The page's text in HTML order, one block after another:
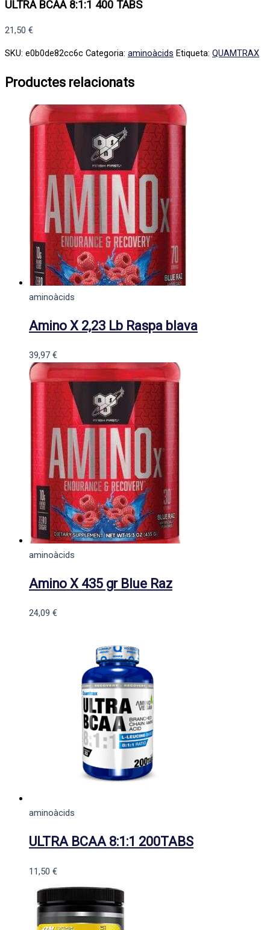
ULTRA BCAA 8:1:1 400 TABS
21,50 €
SKU: e0b0de82cc6c Categoria: aminoàcids Etiqueta: QUAMTRAX
Productes relacionats
aminoàcids
Amino X 2,23 Lb Raspa blava
39,97 €
aminoàcids
Amino X 435 gr Blue Raz
24,09 €
aminoàcids
ULTRA BCAA 8:1:1 200TABS
11,50 €